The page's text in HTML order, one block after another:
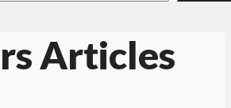
Articles